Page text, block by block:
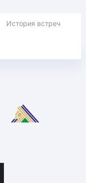
История встреч